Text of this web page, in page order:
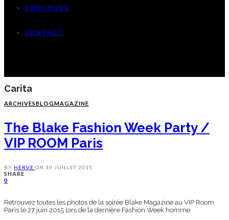
CONCOURS
CONTACT
Carita
ARCHIVESBLOGMAGAZINE
The Blake Fashion Week Party /
VIP ROOM Paris
BY HERVE ON 10 JUILLET 2015
SHARE
0
Retrouvez toutes les photos de la soirée Blake Magazine au VIP Room
Paris le 27 juin 2015 lors de la dernière Fashion Week homme.